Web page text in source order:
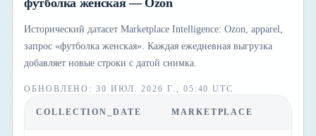
футболка женская — Ozon
Исторический датасет Marketplace Intelligence: Ozon, apparel,
запрос «футболка женская». Каждая ежедневная выгрузка
добавляет новые строки с датой снимка.
ОБНОВЛЕНО :30 ИЮЛ. 2026 Г., 05:40 UTC
COLLECTION_DATE MARKETPLACE